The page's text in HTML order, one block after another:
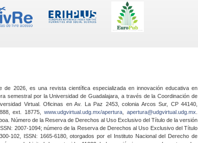
de 2026, es una revista científica especializada en innovación educativa en
semestral por la Universidad de Guadalajara, a través de la Coordinación de
Virtual. Oficinas en Av. La Paz 2453, colonia Arcos Sur, CP 44140,
ext. 18775,www.udgvirtual.udg.mx/apertura apertura@udgvirtual.udg.mx
Número de la Reserva de Derechos al Uso Exclusivo del Título de la versión
2007-1094; número de la Reserva de Derechos al Uso Exclusivo del Título
102, ISSN: 1665-6180, otorgados por el Instituto Nacional del Derecho de